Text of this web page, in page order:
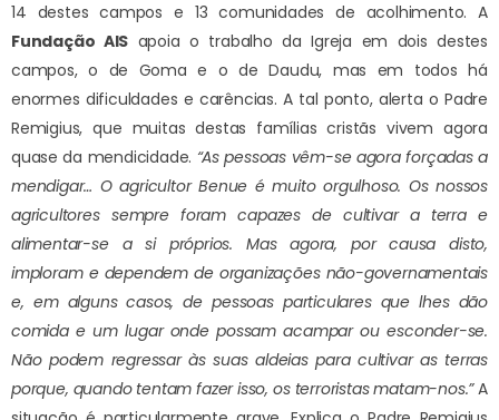
14 destes campos e 13 comunidades de acolhimento. A
Fundação AIS apoia o trabalho da Igreja em dois destes
campos, o de Goma e o de Daudu, mas em todos há
enormes dificuldades e carências. A tal ponto, alerta o Padre
Remigius, que muitas destas famílias cristãs vivem agora
quase da mendicidade. “As pessoas vêm-se agora forçadas a
mendigar… O agricultor Benue é muito orgulhoso. Os nossos
agricultores sempre foram capazes de cultivar a terra e
alimentar-se a si próprios. Mas agora, por causa disto,
imploram e dependem de organizações não-governamentais
e, em alguns casos, de pessoas particulares que lhes dão
comida e um lugar onde possam acampar ou esconder-se.
Não podem regressar às suas aldeias para cultivar as terras
porque, quando tentam fazer isso, os terroristas matam-nos.”A